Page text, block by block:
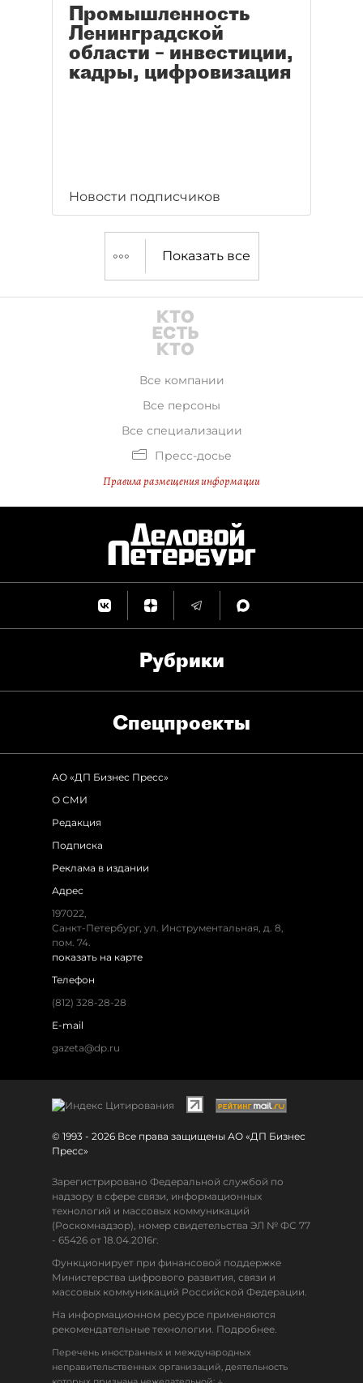
Промышленность
Ленинградской
области – инвестиции,
кадры, цифровизация
Новости подписчиков
Показать все
Все компании
Все персоны
Все специализации
Пресс-досье
Правила размещения информации
Рубрики
Спец­проекты
АО «ДП Бизнес Пресс»
О СМИ
Редакция
Подписка
Реклама в издании
Адрес
197022,
Санкт-Петербург, ул. Инструментальная, д. 8,
пом. 74.
показать на карте
Телефон
(812) 328-28-28
E-mail
gazeta@dp.ru
© 1993 - 2026 Все права защищены АО «ДП Бизнес
Пресс»
Зарегистрировано Федеральной службой по
надзору в сфере связи, информационных
технологий и массовых коммуникаций
(Роскомнадзор), номер свидетельства ЭЛ № ФС 77
- 65426 от 18.04.2016г.
Функционирует при финансовой поддержке
Министерства цифрового развития, связи и
массовых коммуникаций Российской Федерации.
На информационном ресурсе применяются
рекомендательные технологии. Подробнее.
Перечень иностранных и международных
неправительственных организаций, деятельность